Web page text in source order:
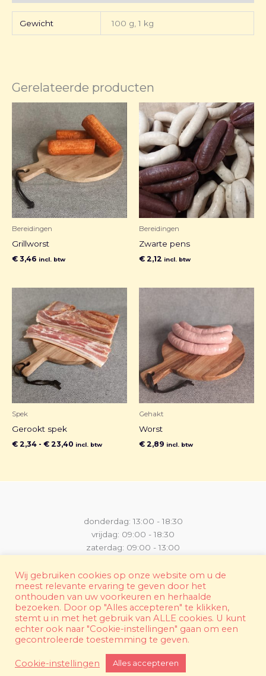
Gewicht 100 g, 1 kg
Gerelateerde producten
Bereidingen
Grillworst
€ 3,46 incl. btw
Bereidingen
Zwarte pens
€ 2,12 incl. btw
Spek
Gerookt spek
€ 2,34 - € 23,40
tot
€ 23,40
incl. btw
Gehakt
Worst
€ 2,89 incl. btw
donderdag: 13:00 - 18:30
vrijdag: 09:00 - 18:30
zaterdag: 09:00 - 13:00
info@hesehesp.be
Copyright © 2026 Hesehesp - BE 0787.585.659 -
Wij gebruiken cookies op onze website om u de
meest relevante ervaring te geven door het
onthouden van uw voorkeuren en herhaalde
bezoeken. Door op "Alles accepteren" te klikken,
stemt u in met het gebruik van ALLE cookies. U kunt
echter ook naar "Cookie-instellingen" gaan om een
gecontroleerde toestemming te geven.
Cookie-instellingen Alles accepteren